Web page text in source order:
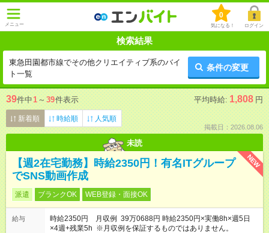
メニュー
0
気になる！ ログイン
検索結果
東急田園都市線でその他クリエイティブ系のバイ
ト一覧
条件の変更
39件中1 ～ 39件表示 平均時給: 1,808 円
新着順 時給順 人気順
掲載日：2026.08.06
未読
NEW
【週2在宅勤務】時給2350円！有名ITグループ
でSNS動画作成
派遣 ブランクOK WEB登録・面接OK
給与
時給2350円 月収例 39万0688円 時給2350円×実働8h×週5日
×4週+残業5h ※月収例を保証するものではありません。